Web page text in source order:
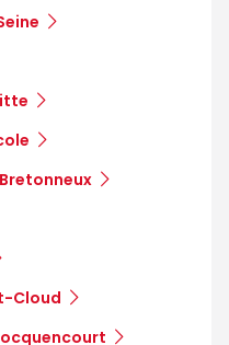
Cloud